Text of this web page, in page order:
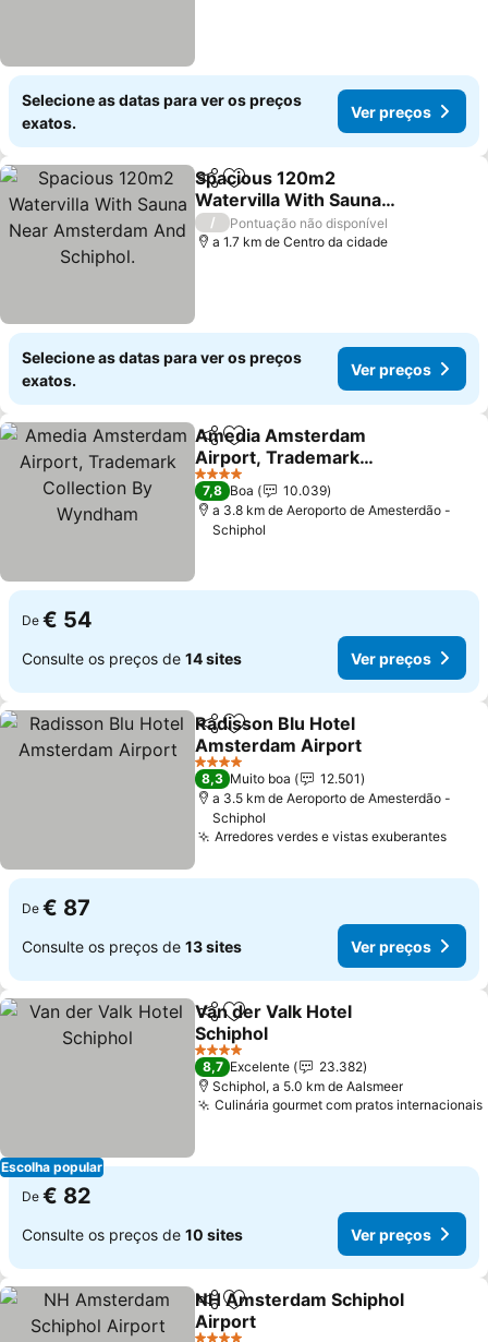
Selecione as datas para ver os preços
exatos.
Ver preços
PartilharAdicionar aos favoritos
Spacious 120m2
Watervilla With Sauna
Near Amsterdam And
Schiphol.
Ver preços
/
Pontuação não disponível
a 1.7 km de Centro da cidade
Selecione as datas para ver os preços
exatos.
Ver preços
PartilharAdicionar aos favoritos
Amedia Amsterdam
Airport, Trademark
Collection By Wyndham
Ver preços
4 Estrelas
7,8 Boa
10.039
a 3.8 km de Aeroporto de Amesterdão -
Schiphol
De € 54
Consulte os preços de 14 sites Ver preços
PartilharAdicionar aos favoritos
Radisson Blu Hotel
Amsterdam Airport
Ver preços
4 Estrelas
8,3 Muito boa
12.501
a 3.5 km de Aeroporto de Amesterdão -
Schiphol
Arredores verdes e vistas exuberantesVer
De € 87
Consulte os preços de 13 sites Ver preços
Escolha popular
PartilharAdicionar aos favoritos
Van der Valk Hotel
Schiphol
Ver preços
4 Estrelas
8,7 Excelente
23.382
Schiphol, a 5.0 km de Aalsmeer
Culinária gourmet com pratos internacionais
De € 82
Consulte os preços de 10 sites Ver preços
PartilharAdicionar aos favoritos
NH Amsterdam Schiphol
Airport